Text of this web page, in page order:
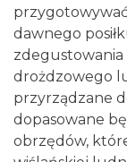
dawnego
zdegustowania
drożdzowego
przyrządzane
dopasowane
obrzędów,